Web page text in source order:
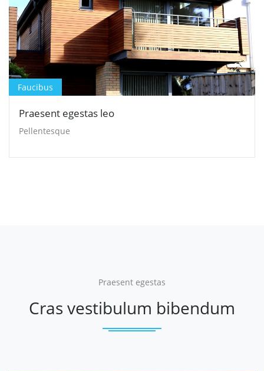
Faucibus
Praesent egestas leo
Pellentesque
Praesent egestas
Cras vestibulum bibendum